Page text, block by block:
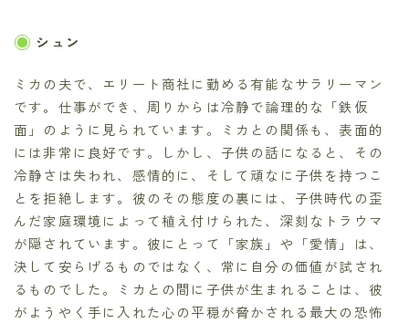
シュン
ミカの夫で、エリート商社に勤める有能なサラリーマン
です。仕事ができ、周りからは冷静で論理的な「鉄仮
面」のように見られています。ミカとの関係も、表面的
には非常に良好です。しかし、子供の話になると、その
冷静さは失われ、感情的に、そして頑なに子供を持つこ
とを拒絶します。彼のその態度の裏には、子供時代の歪
んだ家庭環境によって植え付けられた、深刻なトラウマ
が隠されています。彼にとって「家族」や「愛情」は、
決して安らげるものではなく、常に自分の価値が試され
るものでした。ミカとの間に子供が生まれることは、彼
がようやく手に入れた心の平穏が脅かされる最大の恐怖